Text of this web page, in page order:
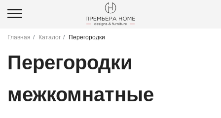
Главная Каталог Перегородки
Перегородки
межкомнатные